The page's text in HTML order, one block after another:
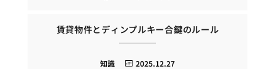
賃貸物件とディンプルキー合鍵のルール
2025.12.27
知識